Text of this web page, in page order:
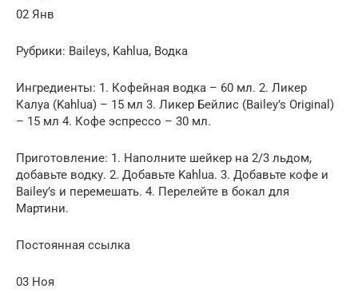
02 Янв
Рубрики: Baileys, Kahlua, Водка
Ингредиенты: 1. Кофейная водка – 60 мл. 2. Ликер
Калуа (Kahlua) – 15 мл 3. Ликер Бейлис (Bailey’s Original)
– 15 мл 4. Кофе эспрессо – 30 мл.
Приготовление: 1. Наполните шейкер на 2/3 льдом,
добавьте водку. 2. Добавьте Kahlua. 3. Добавьте кофе и
Bailey’s и перемешать. 4. Перелейте в бокал для
Мартини.
Постоянная ссылка
03 Ноя